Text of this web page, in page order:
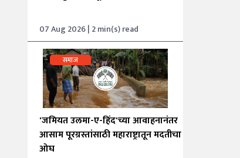
07 Aug 2026 | 2 min(s) read
समाज
'जमियत उलमा-ए-हिंद'च्या आवाहनानंतर
आसाम पूरग्रस्तांसाठी महाराष्ट्रातून मदतीचा
ओघ